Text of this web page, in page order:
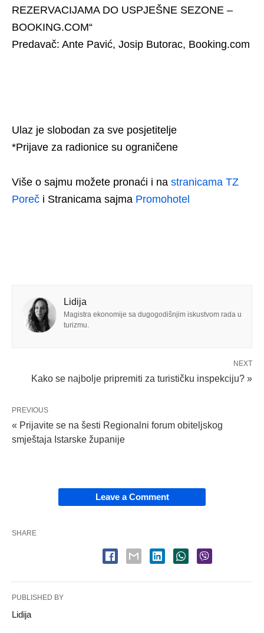
REZERVACIJAMA DO USPJEŠNE SEZONE –
BOOKING.COM“
Predavač: Ante Pavić, Josip Butorac, Booking.com
Ulaz je slobodan za sve posjetitelje
*Prijave za radionice su ograničene
Više o sajmu možete pronaći i na stranicama TZ
Poreč i Stranicama sajma Promohotel
Lidija
Magistra ekonomije sa dugogodišnjim iskustvom rada u
turizmu.
NEXT
Kako se najbolje pripremiti za turističku inspekciju? »
PREVIOUS
« Prijavite se na šesti Regionalni forum obiteljskog
smještaja Istarske županije
Leave a Comment
SHARE
PUBLISHED BY
Lidija